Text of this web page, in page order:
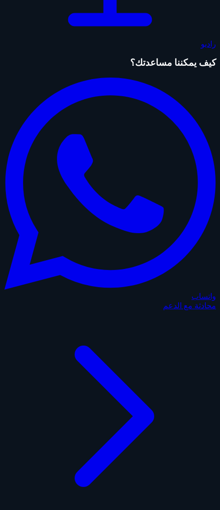
راديو
كيف يمكننا مساعدتك؟
واتساب
محادثة مع الدعم